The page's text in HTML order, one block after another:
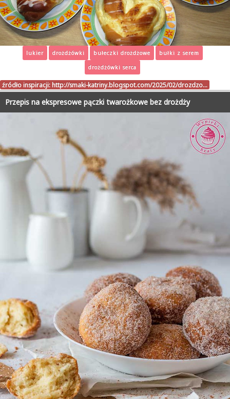
lukier drożdżówki bułeczki drożdżowe
bułki z serem
drożdżówki serca
źródło inspiracji: http://smaki-katriny.blogspot.com/2025/02/drozdzo…
Przepis na ekspresowe pączki twarożkowe bez drożdży